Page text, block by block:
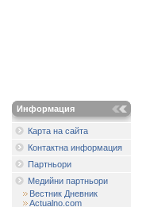
Информация
Карта на сайта
Контактна информация
Партньори
Медийни партньори
Вестник Дневник
Actualno.com